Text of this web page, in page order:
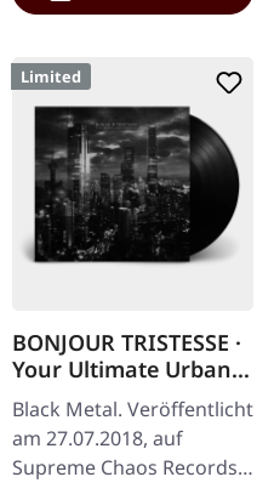
Limited
BONJOUR TRISTESSE ·
Your Ultimate Urban
Nightmare | BLACK LP
Black Metal. Veröffentlicht
am 27.07.2018, auf
Supreme Chaos Records.